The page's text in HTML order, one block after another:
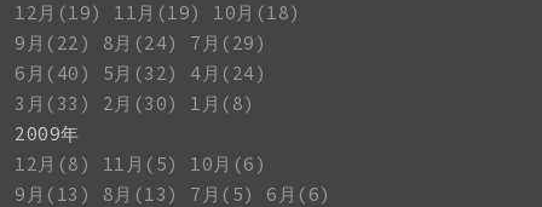
12月(19)
11月(19)
10月(18)
9月(22)
8月(24)
7月(29)
6月(40)
5月(32)
4月(24)
3月(33)
2月(30)
1月(8)
2009年
12月(8)
11月(5)
10月(6)
9月(13)
8月(13) 7月(5)
6月(6)